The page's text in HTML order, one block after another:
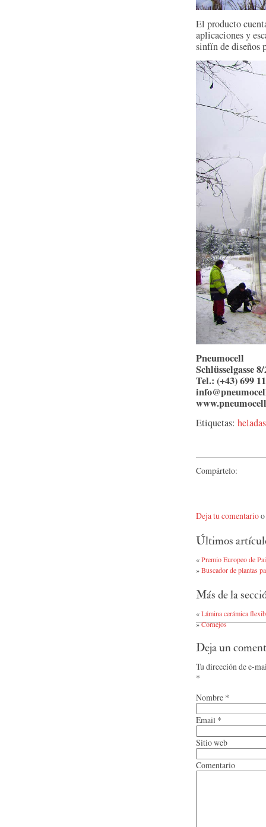
El producto
aplicaciones y
sinfín de diseños
Pneumocell
Schlüsselgasse
Tel.: (+43) 699
Etiquetas: heladas
Compártelo:
Deja tu comentario
Últimos
«Premio Europeo de
»Buscador de plantas
Más de la
«Lámina cerámica
»Cornejos
Deja un
Tu dirección de e-
*
Nombre *
Email *
Sitio web
Comentario